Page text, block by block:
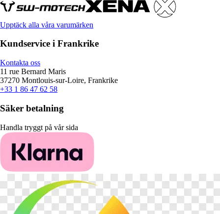
Upptäck alla våra varumärken
Kundservice i Frankrike
Kontakta oss
11 rue Bernard Maris
37270 Montlouis-sur-Loire, Frankrike
+33 1 86 47 62 58
Säker betalning
Handla tryggt på vår sida